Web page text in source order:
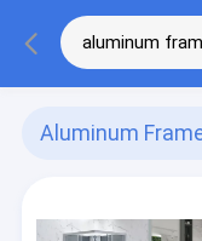
Aluminum